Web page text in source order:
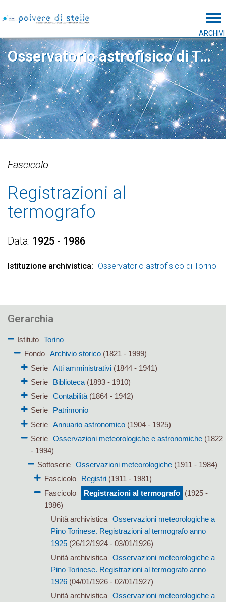
ARCHIVI
Osservatorio astrofisico di Torino
Fascicolo
Registrazioni al
termografo
Data 1925 - 1986
Istituzione archivistica Osservatorio astrofisico di Torino
Gerarchia
Istituto
Torino
Fondo
Archivio storico(1821 - 1999)
Serie Atti amministrativi(1844 - 1941)
Serie
Biblioteca(1893 - 1910)
Serie Contabilità(1864 - 1942)
Serie
Patrimonio
Serie Annuario astronomico(1904 - 1925)
Serie Osservazioni meteorologiche e astronomiche(1822
- 1994)
Sottoserie
Osservazioni meteorologiche (1911 - 1984)
Fascicolo
Registri(1911 - 1981)
Fascicolo
Registrazioni al termografo
(1925 -
1986)
Unità archivistica Osservazioni meteorologiche a
Pino Torinese. Registrazioni al termografo anno
1925(26/12/1924 - 03/01/1926)
Unità archivistica Osservazioni meteorologiche a
Pino Torinese. Registrazioni al termografo anno
1926(04/01/1926 - 02/01/1927)
Unità archivistica Osservazioni meteorologiche a